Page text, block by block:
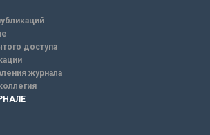
доступа
журнала